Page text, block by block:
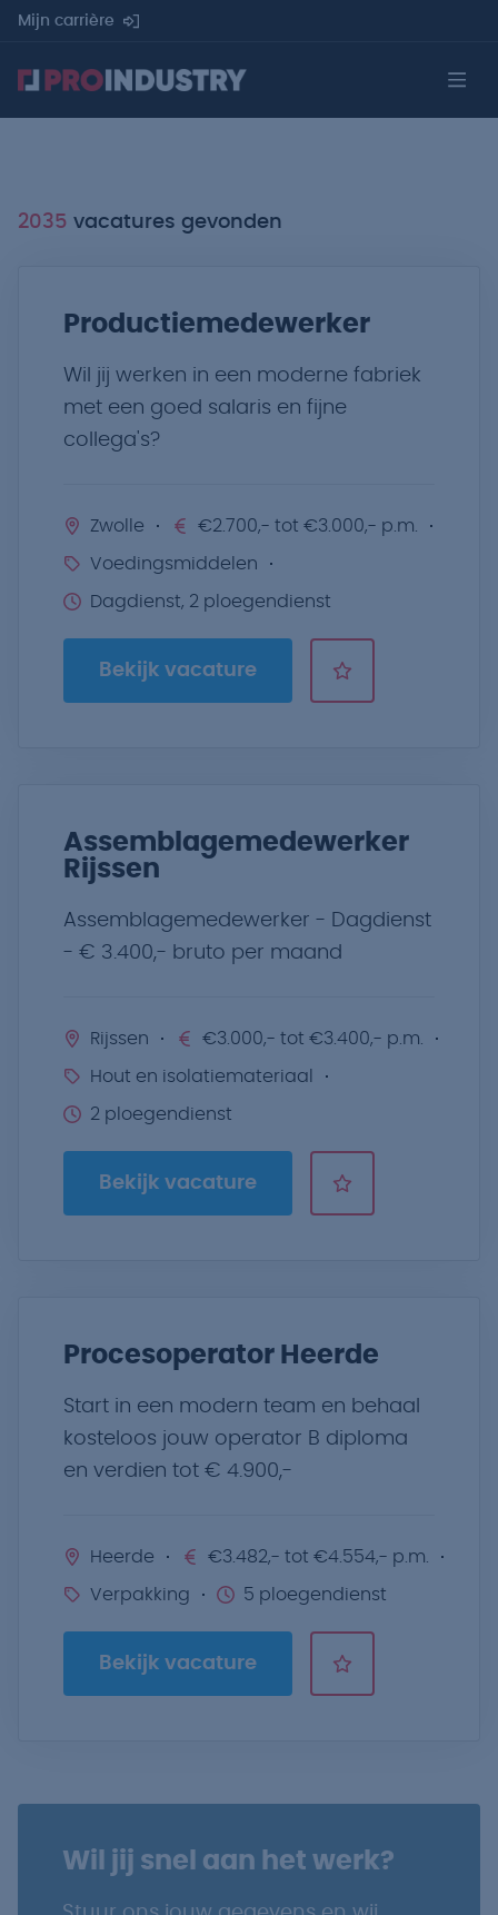
Mijn carrière
2035 vacatures gevonden
Productiemedewerker
Wil jij werken in een moderne fabriek
met een goed salaris en fijne
collega's?
Zwolle €2.700,- tot €3.000,- p.m.
Voedingsmiddelen
Dagdienst, 2 ploegendienst
Bekijk vacature
Assemblagemedewerker
Rijssen
Assemblagemedewerker - Dagdienst
- € 3.400,- bruto per maand
Rijssen €3.000,- tot €3.400,- p.m.
Hout en isolatiemateriaal
2 ploegendienst
Bekijk vacature
Procesoperator Heerde
Start in een modern team en behaal
kosteloos jouw operator B diploma
en verdien tot € 4.900,-
Heerde €3.482,- tot €4.554,- p.m.
Verpakking 5 ploegendienst
Bekijk vacature
Wil jij snel aan het werk?